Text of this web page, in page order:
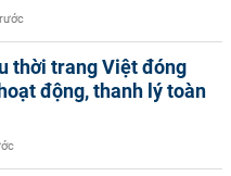
thời trang Việt đóng
động, thanh lý toàn